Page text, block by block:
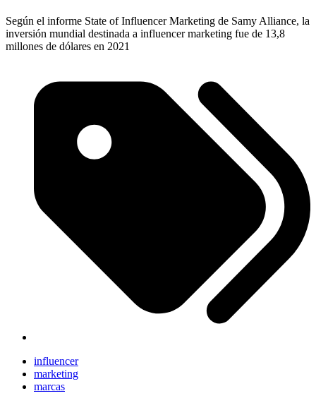
Según el informe State of Influencer Marketing de Samy Alliance, la
inversión mundial destinada a influencer marketing fue de 13,8
millones de dólares en 2021
influencer
marketing
marcas